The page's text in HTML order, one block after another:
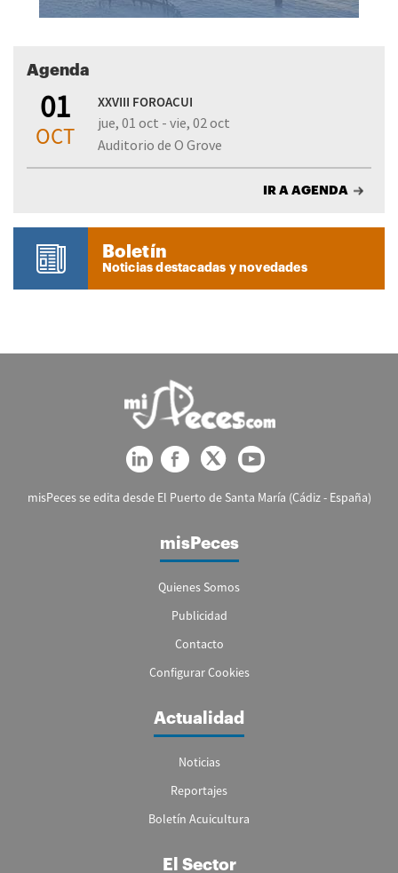
Agenda
01
OCT
XXVIII FOROACUI
jue, 01 oct - vie, 02 oct
Auditorio de O Grove
IR A AGENDA
Boletín
Noticias destacadas y novedades
misPeces se edita desde El Puerto de Santa María (Cádiz - España)
misPeces
Quienes Somos
Publicidad
Contacto
Configurar Cookies
Actualidad
Noticias
Reportajes
Boletín Acuicultura
El Sector